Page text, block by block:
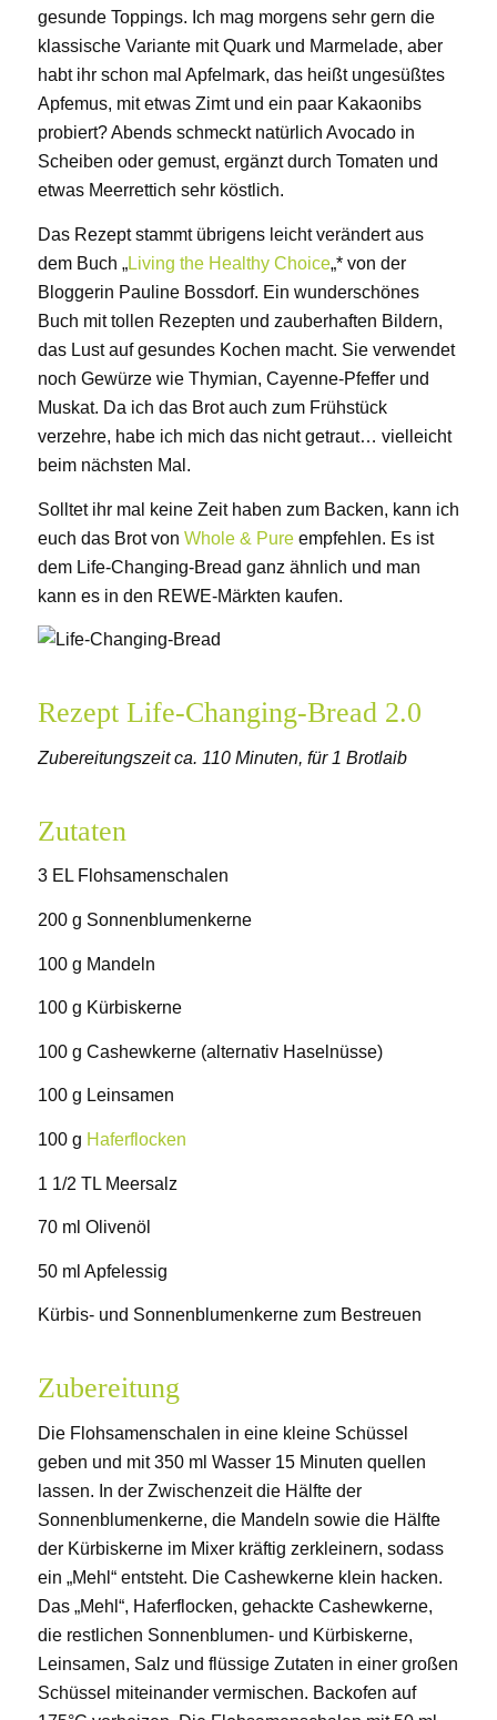
gesunde Toppings. Ich mag morgens sehr gern die
klassische Variante mit Quark und Marmelade, aber
habt ihr schon mal Apfelmark, das heißt ungesüßtes
Apfemus, mit etwas Zimt und ein paar Kakaonibs
probiert? Abends schmeckt natürlich Avocado in
Scheiben oder gemust, ergänzt durch Tomaten und
etwas Meerrettich sehr köstlich.
Das Rezept stammt übrigens leicht verändert aus
dem Buch „Living the Healthy Choice„* von der
Bloggerin Pauline Bossdorf. Ein wunderschönes
Buch mit tollen Rezepten und zauberhaften Bildern,
das Lust auf gesundes Kochen macht. Sie verwendet
noch Gewürze wie Thymian, Cayenne-Pfeffer und
Muskat. Da ich das Brot auch zum Frühstück
verzehre, habe ich mich das nicht getraut… vielleicht
beim nächsten Mal.
Solltet ihr mal keine Zeit haben zum Backen, kann ich
euch das Brot von Whole & Pureempfehlen. Es ist
dem Life-Changing-Bread ganz ähnlich und man
kann es in den REWE-Märkten kaufen.
Rezept Life-Changing-Bread 2.0
Zubereitungszeit ca. 110 Minuten, für 1 Brotlaib
Zutaten
3 EL Flohsamenschalen
200 g Sonnenblumenkerne
100 g Mandeln
100 g Kürbiskerne
100 g Cashewkerne (alternativ Haselnüsse)
100 g Leinsamen
100 g Haferflocken
1 1/2 TL Meersalz
70 ml Olivenöl
50 ml Apfelessig
Kürbis- und Sonnenblumenkerne zum Bestreuen
Zubereitung
Die Flohsamenschalen in eine kleine Schüssel
geben und mit 350 ml Wasser 15 Minuten quellen
lassen. In der Zwischenzeit die Hälfte der
Sonnenblumenkerne, die Mandeln sowie die Hälfte
der Kürbiskerne im Mixer kräftig zerkleinern, sodass
ein „Mehl“ entsteht. Die Cashewkerne klein hacken.
Das „Mehl“, Haferflocken, gehackte Cashewkerne,
die restlichen Sonnenblumen- und Kürbiskerne,
Leinsamen, Salz und flüssige Zutaten in einer großen
Schüssel miteinander vermischen. Backofen auf